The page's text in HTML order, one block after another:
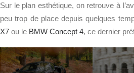
Sur le plan esthétique, on retrouve à
peu trop de place depuis quelques
X7 ou le BMW Concept 4, ce dernier